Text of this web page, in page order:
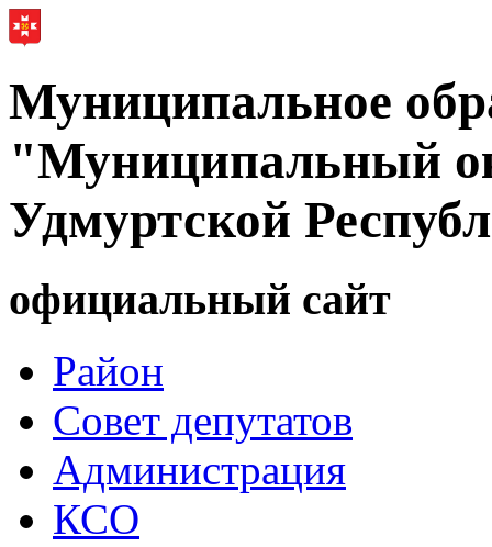
Муниципальное
"Муниципальный
Удмуртской
официальный сайт
Район
Совет депутатов
Администрация
КСО